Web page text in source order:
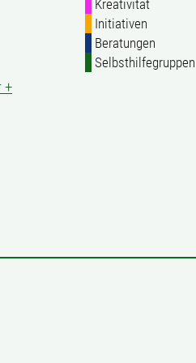
+
Kreativität
Initiativen
Beratungen
Selbsthilfegruppen